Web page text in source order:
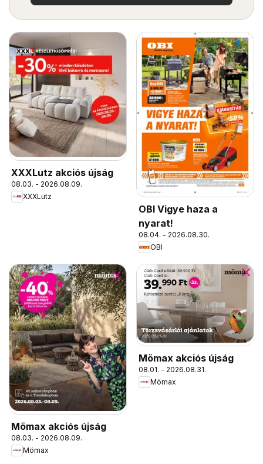
XXXLutz akciós újság
08.03. - 2026.08.09.
XXXLutz
OBI Vigye haza a
nyarat!
08.04. - 2026.08.30.
OBI
Mömax akciós újság
08.03. - 2026.08.09.
Mömax
Mömax akciós újság
08.01. - 2026.08.31.
Mömax